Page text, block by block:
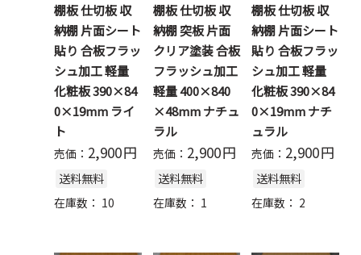
棚板 仕切板 収
納棚 片面シート
貼り 合板フラッ
シュ加工 軽量
化粧板 390×84
0×19mm ライ
ト
売価： 2,900円
送料無料
在庫数： 10
棚板 仕切板 収
納棚 突板 片面
クリア塗装 合板
フラッシュ加工
軽量 400×840
×48mm ナチュ
ラル
売価： 2,900円
送料無料
在庫数： 1
棚板 仕切板 収
納棚 片面シート
貼り 合板フラッ
シュ加工 軽量
化粧板 390×84
0×19mm ナチ
ュラル
売価： 2,900円
送料無料
在庫数： 2